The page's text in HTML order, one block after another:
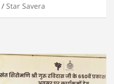
Star Savera